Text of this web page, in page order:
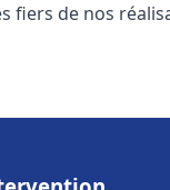
fiers de nos